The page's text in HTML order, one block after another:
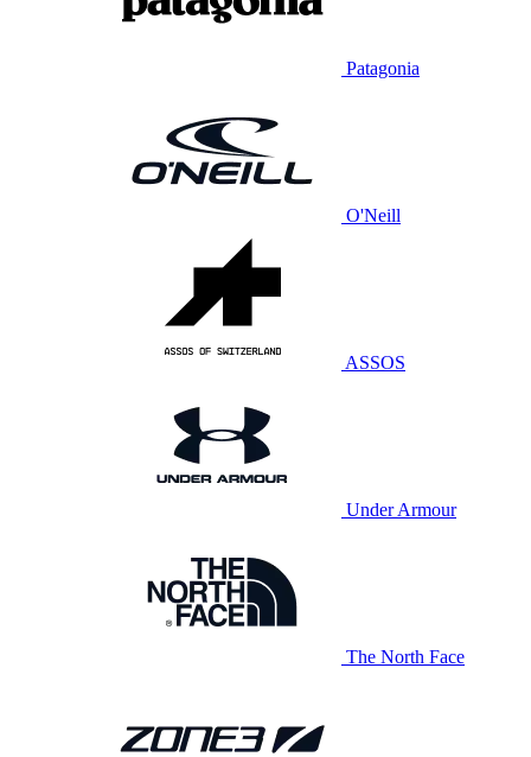
Patagonia
O'Neill
ASSOS
Under Armour
The North Face